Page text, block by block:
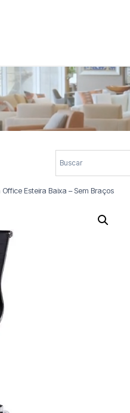
com elegância,
Esteira Baixa – Sem Braços